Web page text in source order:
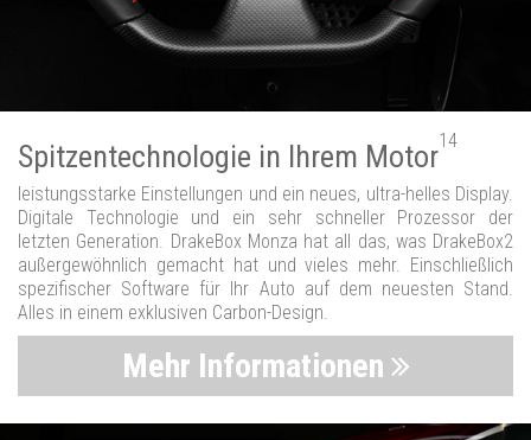
Spitzentechnologie in Ihrem Motor14
leistungsstarke Einstellungen und ein neues, ultra-helles Display.
Digitale Technologie und ein sehr schneller Prozessor der
letzten Generation. DrakeBox Monza hat all das, was DrakeBox2
außergewöhnlich gemacht hat und vieles mehr. Einschließlich
spezifischer Software für Ihr Auto auf dem neuesten Stand.
Alles in einem exklusiven Carbon-Design.
Mehr Informationen